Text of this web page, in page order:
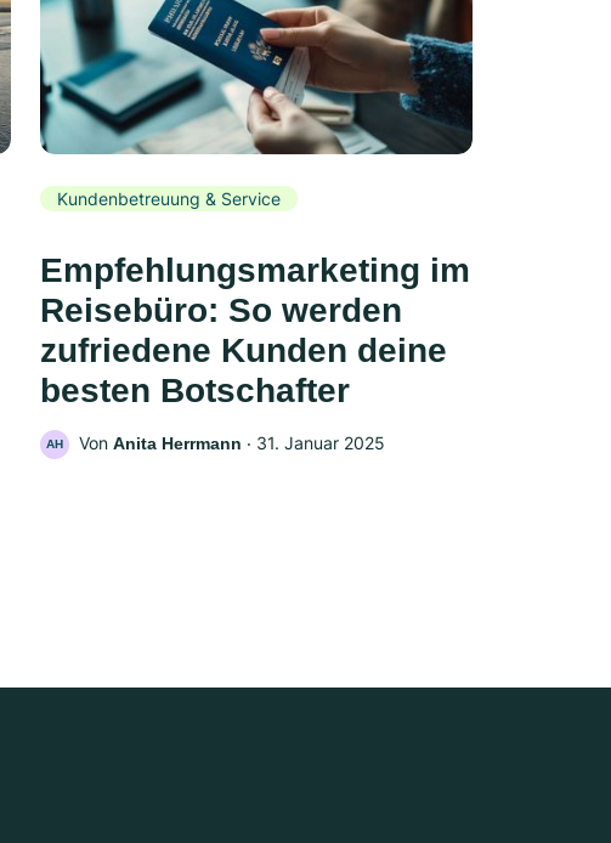
Kundenbetreuung & Service
Empfehlungsmarketing im
Reisebüro: So werden
zufriedene Kunden deine
besten Botschafter
AH Von Anita Herrmann ‧ 31. Januar 2025